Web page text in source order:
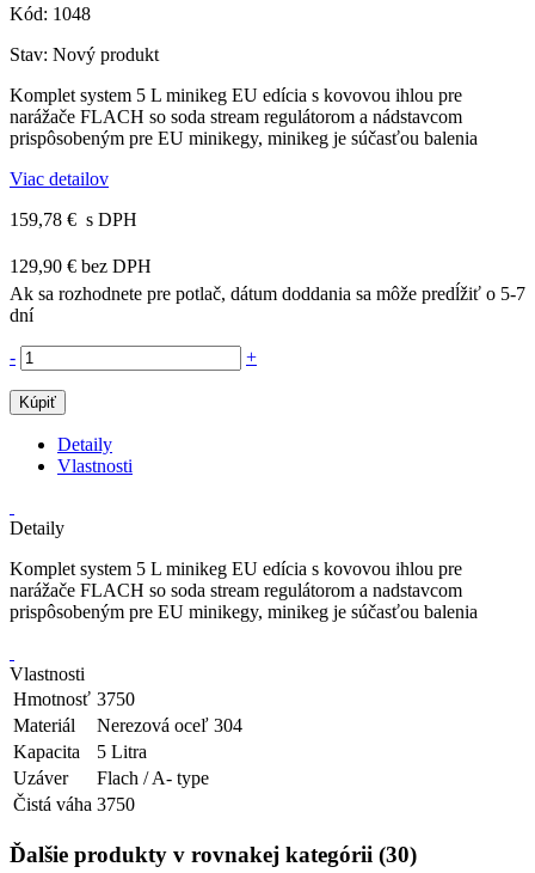
Kód: 1048
Stav: Nový produkt
Komplet system 5 L minikeg EU edícia s kovovou ihlou pre
narážače FLACH so soda stream regulátorom a nádstavcom
prispôsobeným pre EU minikegy, minikeg je súčasťou balenia
Viac detailov
159,78 € s DPH
129,90 € bez DPH
Ak sa rozhodnete pre potlač, dátum doddania sa môže predĺžiť o 5-7
dní
- +
Kúpiť
Detaily
Vlastnosti
Detaily
Komplet system 5 L minikeg EU edícia s kovovou ihlou pre
narážače FLACH so soda stream regulátorom a nadstavcom
prispôsobeným pre EU minikegy, minikeg je súčasťou balenia
Vlastnosti
Hmotnosť 3750
Materiál
Nerezová oceľ 304
Kapacita
5 Litra
Uzáver
Flach / A- type
Čistá váha 3750
Ďalšie produkty v rovnakej kategórii (30)